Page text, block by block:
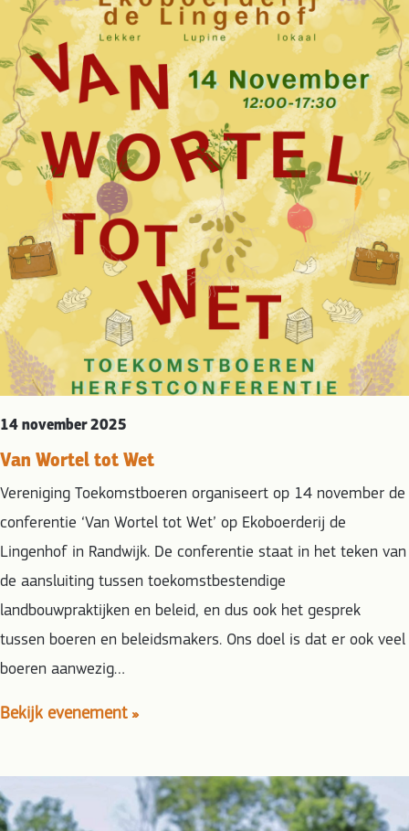
14 november 2025
Van Wortel tot Wet
Vereniging Toekomstboeren organiseert op 14 november de
conferentie ‘Van Wortel tot Wet’ op Ekoboerderij de
Lingenhof in Randwijk. De conferentie staat in het teken van
de aansluiting tussen toekomstbestendige
landbouwpraktijken en beleid, en dus ook het gesprek
tussen boeren en beleidsmakers. Ons doel is dat er ook veel
boeren aanwezig…
Bekijk evenement »